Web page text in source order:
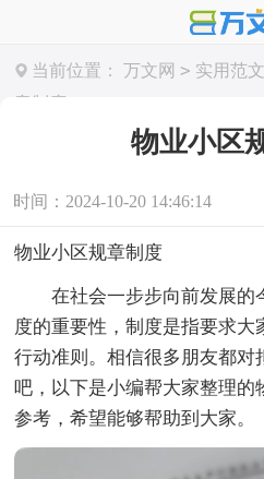
当前位置： 万文网 > 实用范文
章制度
物业小区
时间：2024-10-20 14:46:14
物业小区规章制度
在社会一步步向前发展的
度的重要性，制度是指要求
行动准则。相信很多朋友都对
吧，以下是小编帮大家整理的
参考，希望能够帮助到大家。